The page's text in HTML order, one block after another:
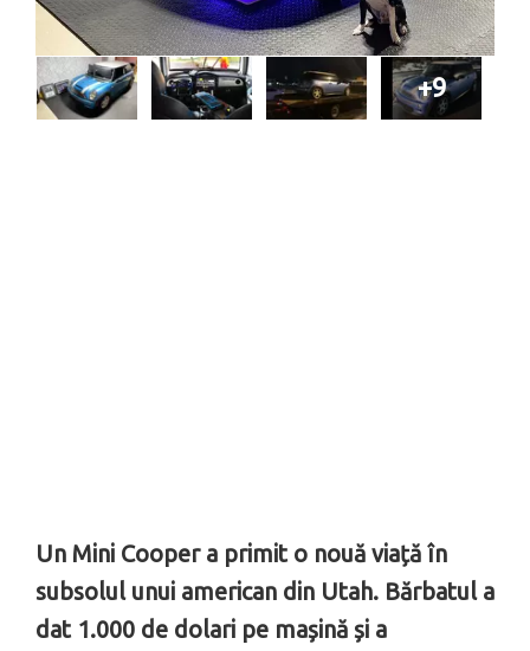
+9
Un Mini Cooper a primit o nouă viață în
subsolul unui american din Utah. Bărbatul a
dat 1.000 de dolari pe mașină și a